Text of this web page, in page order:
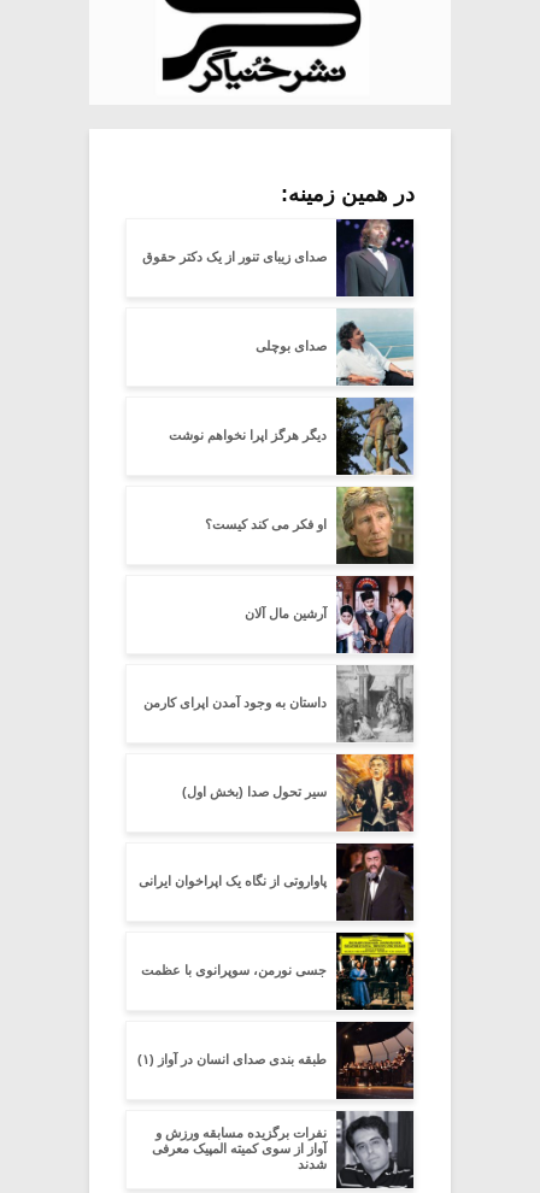
در همین زمینه:
صدای زیبای تنور از یک دکتر حقوق
صدای بوچلی
دیگر هرگز اپرا نخواهم نوشت
او فکر می کند کیست؟
آرشین مال آلان
داستان به وجود آمدن اپرای کارمن
سیر تحول صدا (بخش اول)
پاواروتی از نگاه یک اپراخوان ایرانی
جسی نورمن، سوپرانوی با عظمت
طبقه بندی صدای انسان در آواز (۱)
نفرات برگزیده مسابقه ورزش و
آواز از سوی کمیته المپیک معرفی
شدند